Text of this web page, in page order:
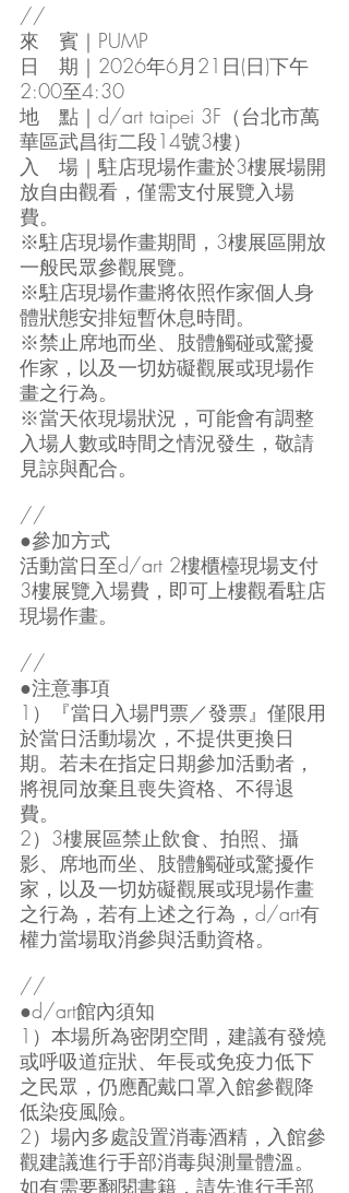
//
來　賓｜PUMP
日　期｜2026年6月21日(日)下午
2:00至4:30
地　點｜d/art taipei 3F（台北市萬
華區武昌街二段14號3樓）
入　場｜駐店現場作畫於3樓展場開
放自由觀看，僅需支付展覽入場
費。
※駐店現場作畫期間，3樓展區開放
一般民眾參觀展覽。
※駐店現場作畫將依照作家個人身
體狀態安排短暫休息時間。
※禁止席地而坐、肢體觸碰或驚擾
作家，以及一切妨礙觀展或現場作
畫之行為。
※當天依現場狀況，可能會有調整
入場人數或時間之情況發生，敬請
見諒與配合。
//
●參加方式
活動當日至d/art 2樓櫃檯現場支付
3樓展覽入場費，即可上樓觀看駐店
現場作畫。
//
●注意事項
1）『當日入場門票／發票』僅限用
於當日活動場次，不提供更換日
期。若未在指定日期參加活動者，
將視同放棄且喪失資格、不得退
費。
2）3樓展區禁止飲食、拍照、攝
影、席地而坐、肢體觸碰或驚擾作
家，以及一切妨礙觀展或現場作畫
之行為，若有上述之行為，d/art有
權力當場取消參與活動資格。
//
●d/art館內須知
1）本場所為密閉空間，建議有發燒
或呼吸道症狀、年長或免疫力低下
之民眾，仍應配戴口罩入館參觀降
低染疫風險。
2）場內多處設置消毒酒精，入館參
觀建議進行手部消毒與測量體溫。
如有需要翻閱書籍，請先進行手部